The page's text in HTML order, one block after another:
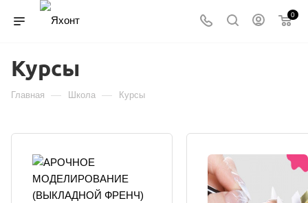
0
Курсы
Главная — Школа — Курсы